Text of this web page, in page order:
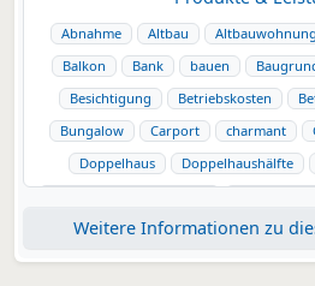
Abnahme Altbau Altbauwohnung
Balkon
Bank bauen
Besichtigung
Betriebskosten
Bungalow
Carport charmant
Doppelhaus
Doppelhaushälfte
Energieausweis
Erbbau
Ferienwohnung
Föhr Garage
Weitere Informationen zu